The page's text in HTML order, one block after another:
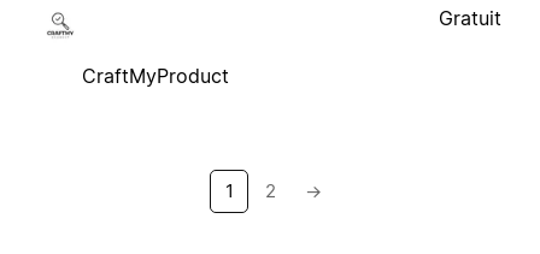
CraftMyProduct
Gratuit
1 2 →